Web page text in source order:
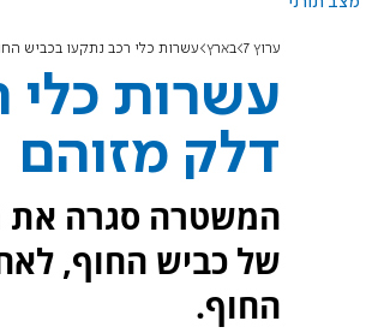
ערוץ 7 בארץ עשרות כלי רכב נתקעו בכביש
עשרות כלי
דלק מזוהם
המשטרה סגרה את
של כביש החוף,
החוף.